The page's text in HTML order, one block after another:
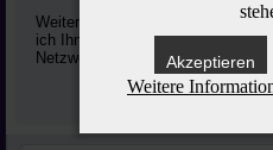
Weitere Unterstützung kann
ich Ihnen aus unserem
Netzwerk anbieten. Akzeptieren
Weitere